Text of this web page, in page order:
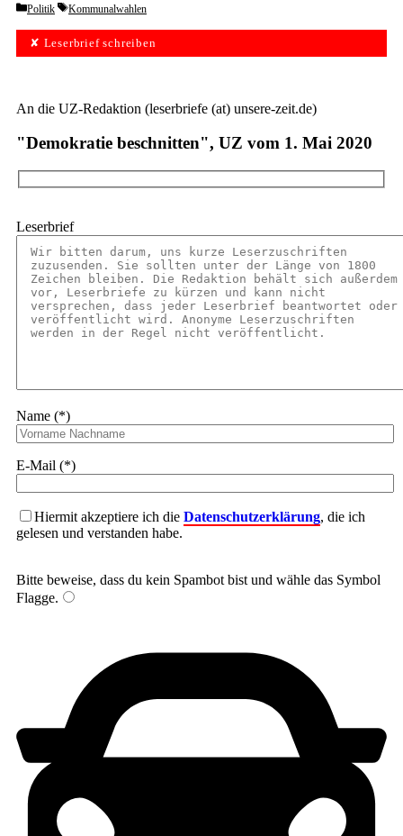
Categories
Politik Tags
Kommunalwahlen
✘ Leserbrief schreiben
An die UZ-Redaktion (leserbriefe (at) unsere-zeit.de)
"Demokratie beschnitten", UZ vom 1. Mai 2020
Leserbrief
Name (*)
E-Mail (*)
Hiermit akzeptiere ich die Datenschutzerklärung, die ich
gelesen und verstanden habe.
Bitte beweise, dass du kein Spambot bist und wähle das Symbol
Flagge.